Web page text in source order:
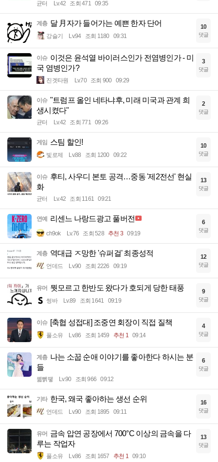
균터 Lv.42 조회 471 09:35
계층 달 月자가 들어가는 예쁜 한자 단어
강슬기 Lv.94 조회 1180 09:31
10
댓글
이슈 이것은 윤석열 바이러스인가 전염병인가 - 미
국 염병인가?
진겟타원 Lv.70 조회 900 09:29
3
댓글
이슈 "트럼프 올인 네타냐후, 미래 미국과 관계 희
생시켰다"
균터 Lv.42 조회 771 09:26
2
댓글
게임 스팀 할인!
빛로제 Lv.88 조회 1200 09:22
10
댓글
이슈 후티, 사우디 본토 공격…중동 '제2전선' 현실
화
균터 Lv.42 조회 1161 09:21
13
댓글
연예 리센느 나랑드광고 풀버전
ch9ok Lv.76 조회 528 추천 3 09:19
6
댓글
계층 역대급 ㅈ망한 '슈퍼걸' 최종성적
언데드 Lv.90 조회 2226 09:19
12
댓글
유머 뭣모르고 한반도 왔다가 호되게 당한 태풍
썽바 Lv.89 조회 1641 09:19
9
댓글
이슈 [축협 성접대] 조중연 회장이 직접 질책
풀소유 Lv.86 조회 1459 추천 1 09:14
4
댓글
계층 나는 소꿉 순애 이야기를 좋아한다 하시는 분
들
꿻뻵뗗 Lv.90 조회 966 09:12
6
댓글
기타 한국, 왜국 좋아하는 생선 순위
언데드 Lv.90 조회 1895 09:11
16
댓글
유머 금속 압연 공장에서 700°C 이상의 금속을 다
루는 작업자
풀소유 Lv.86 조회 1657 추천 1 09:10
13
댓글